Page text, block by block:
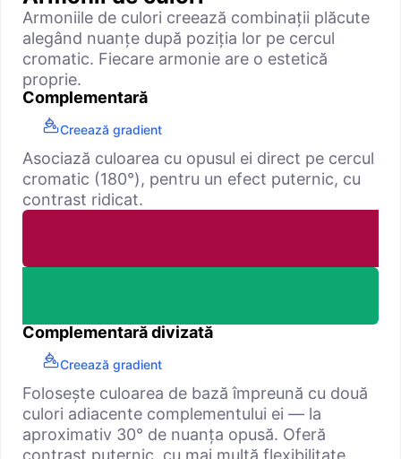
Armoniile de culori creează combinații plăcute
alegând nuanțe după poziția lor pe cercul
cromatic. Fiecare armonie are o estetică
proprie.
Complementară
Creează gradient
Asociază culoarea cu opusul ei direct pe cercul
cromatic (180°), pentru un efect puternic, cu
contrast ridicat.
Complementară divizată
Creează gradient
Folosește culoarea de bază împreună cu două
culori adiacente complementului ei — la
aproximativ 30° de nuanța opusă. Oferă
contrast puternic, cu mai multă flexibilitate